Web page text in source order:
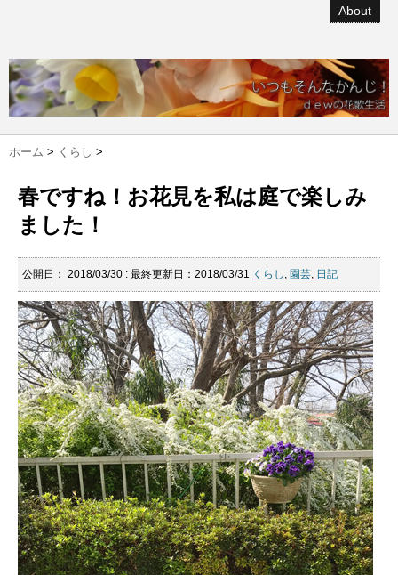
About
ホーム > くらし >
春ですね！お花見を私は庭で楽しみ
ました！
公開日： 2018/03/30 : 最終更新日：2018/03/31 くらし , 園芸, 日記